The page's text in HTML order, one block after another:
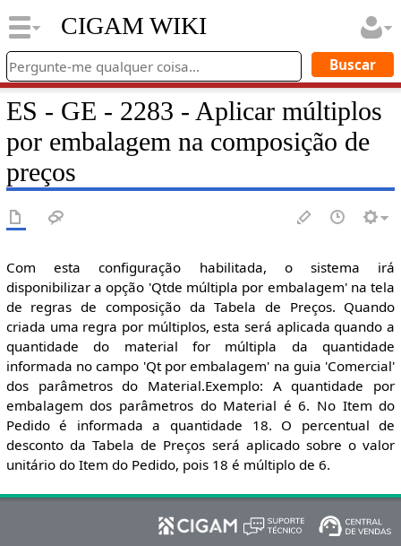
CIGAM WIKI
ES - GE - 2283 - Aplicar múltiplos
por embalagem na composição de
preços
Com esta configuração habilitada, o sistema irá
disponibilizar a opção 'Qtde múltipla por embalagem' na tela
de regras de composição da Tabela de Preços. Quando
criada uma regra por múltiplos, esta será aplicada quando a
quantidade do material for múltipla da quantidade
informada no campo 'Qt por embalagem' na guia 'Comercial'
dos parâmetros do Material.Exemplo: A quantidade por
embalagem dos parâmetros do Material é 6. No Item do
Pedido é informada a quantidade 18. O percentual de
desconto da Tabela de Preços será aplicado sobre o valor
unitário do Item do Pedido, pois 18 é múltiplo de 6.